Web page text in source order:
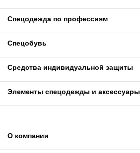
Спецодежда по профессиям
Спецобувь
Средства индивидуальной защиты
Элементы спецодежды и аксессуары
О компании